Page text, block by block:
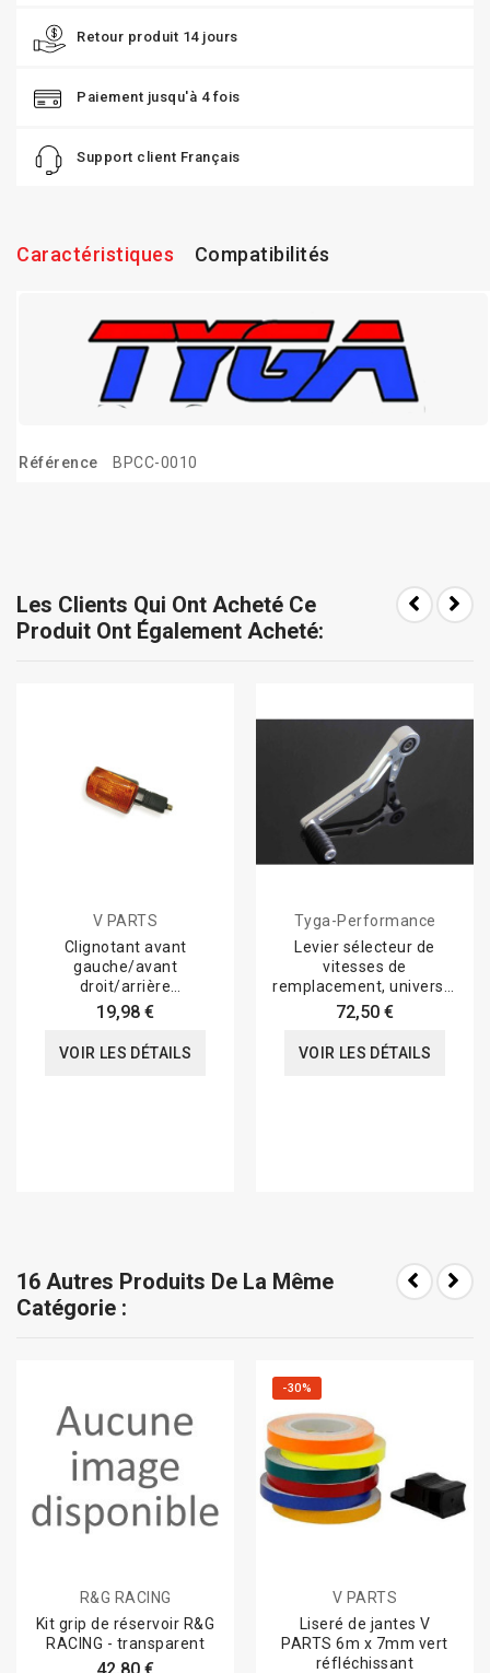
Retour produit 14 jours
Paiement jusqu'à 4 fois
Support client Français
Caractéristiques Compatibilités
Référence BPCC-0010
Les Clients Qui Ont Acheté Ce
Produit Ont Également Acheté:
V PARTS
Clignotant avant
gauche/avant
droit/arrière
gauche/arrière droit V
PARTS type...
19,98 €
VOIR LES DÉTAILS
Tyga-Performance
Levier sélecteur de
vitesses de
remplacement, universel
Tyga
72,50 €
VOIR LES DÉTAILS
16 Autres Produits De La Même
Catégorie :
R&G RACING
Kit grip de réservoir R&G
RACING - transparent
42,80 €
-30%
V PARTS
Liseré de jantes V
PARTS 6m x 7mm vert
réfléchissant